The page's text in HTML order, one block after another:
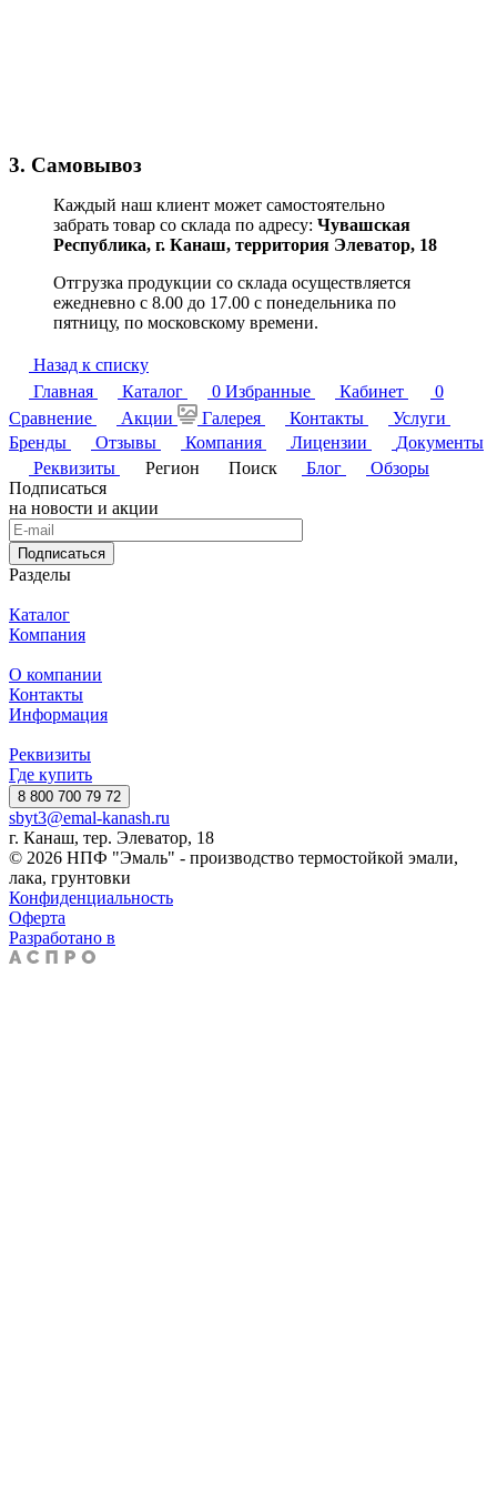
3. Самовывоз
Каждый наш клиент может самостоятельно
забрать товар со склада по адресу: Чувашская
Республика, г. Канаш, территория Элеватор, 18
Отгрузка продукции со склада осуществляется
ежедневно с 8.00 до 17.00 с понедельника по
пятницу, по московскому времени.
Назад к списку
Главная
Каталог 0 Избранные Кабинет
0
Сравнение
Акции Галерея Контакты
Услуги
Бренды
Отзывы Компания Лицензии
Документы
Реквизиты
Регион Поиск Блог
Обзоры
Подписаться
на новости и акции
Подписаться
Разделы
Каталог
Компания
О компании
Контакты
Информация
Реквизиты
Где купить
8 800 700 79 72
sbyt3@emal-kanash.ru
г. Канаш, тер. Элеватор, 18
© 2026 НПФ "Эмаль" - производство термостойкой эмали,
лака, грунтовки
Конфиденциальность
Оферта
Разработано в